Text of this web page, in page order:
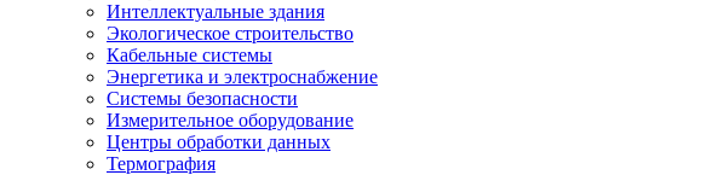
Интеллектуальные здания
Экологическое строительство
Кабельные системы
Энергетика и электроснабжение
Системы безопасности
Измерительное оборудование
Центры обработки данных
Термография